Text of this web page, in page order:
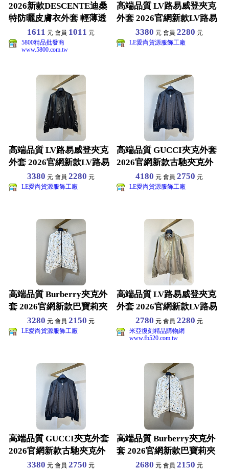
2026新款DESCENTE迪桑
特防曬皮膚衣外套 輕薄透
氣速乾戶外機能
1611 元 會員 1011 元
5800精品批發商
www.5800.com.tw
高端品質 LV路易威登夾克
外套 2026官網新款LV路易
夾克外套 選用
3380 元 會員 2280 元
LE愛尚貨源服飾工廠
高端品質 LV路易威登夾克
外套 2026官網新款LV路易
夾克外套 選用
3380 元 會員2280 元
LE愛尚貨源服飾工廠
高端品質 GUCCI夾克外套
2026官網新款古馳夾克外
套 選用高品質
4180 元 會員 2750 元
LE愛尚貨源服飾工廠
高端品質 Burberry夾克外
套 2026官網新款巴寶莉夾
克外套 選
3280 元 會員2150 元
LE愛尚貨源服飾工廠
高端品質 LV路易威登夾克
外套 2026官網新款LV路易
夾克外套 選用
2780 元 會員 2280 元
米亞復刻精品購物網
www.fb520.com.tw
高端品質 GUCCI夾克外套
2026官網新款古馳夾克外
套 選用高品質
3380 元 會員2750 元
高端品質 Burberry夾克外
套 2026官網新款巴寶莉夾
克外套 選
2680 元 會員 2150 元